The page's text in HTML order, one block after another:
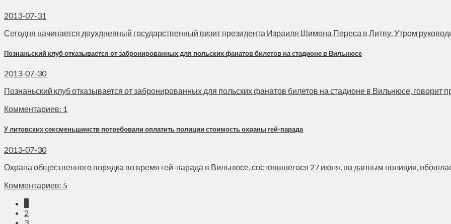
2013-07-31
Сегодня начинается двухдневный государственный визит президента Израиля Шимона Переса в Литву. Утром
Познаньский клуб отказывается от забронированных для польских фанатов билетов на стадионе в Вильнюсе
2013-07-30
Познаньский клуб отказывается от забронированных для польских фанатов билетов на стадионе в Вильнюсе, говорит
Комментариев: 1
У литовских сексменьшинств потребовали оплатить полиции стоимость охраны гей-парада
2013-07-30
Охрана общественного порядка во время гей-парада в Вильнюсе, состоявшегося 27 июля, по данным полиции,
Комментариев: 5
2
3